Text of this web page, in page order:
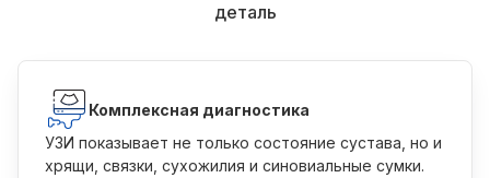
деталь
Комплексная диагностика
УЗИ показывает не только состояние сустава, но и
хрящи, связки, сухожилия и синовиальные сумки.